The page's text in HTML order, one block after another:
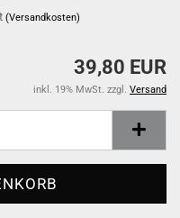
(Versandkosten)
39,80 EUR
inkl. 19% MwSt. zzgl. Versand